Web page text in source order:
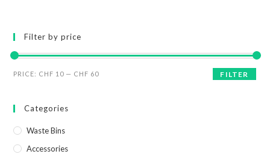
Filter by price
FILTER
PRICE: CHF 10 — CHF 60
Categories
Waste Bins
Accessories